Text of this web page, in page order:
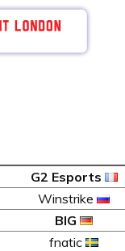
G2 Esports
Winstrike
BIG
fnatic